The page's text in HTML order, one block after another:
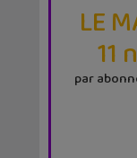
LE
11
par